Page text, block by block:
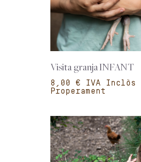
Visita granja INFANT
€
Properament